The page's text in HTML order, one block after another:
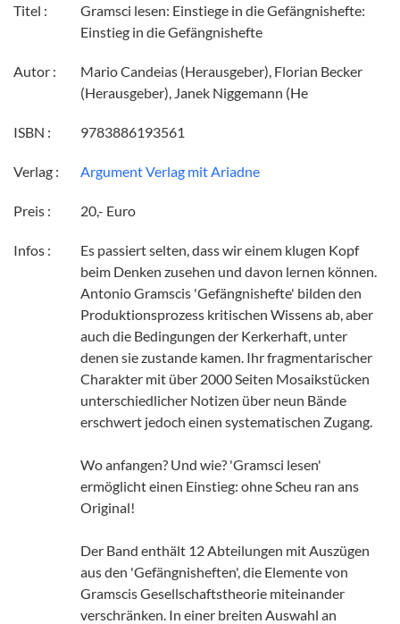
Titel :
Gramsci lesen: Einstiege in die Gefängnishefte:
Einstieg in die Gefängnishefte
Autor :
Mario Candeias (Herausgeber), Florian Becker
(Herausgeber), Janek Niggemann (He
ISBN : 9783886193561
Verlag : Argument Verlag mit Ariadne
Preis : 20,- Euro
Infos :
Es passiert selten, dass wir einem klugen Kopf
beim Denken zusehen und davon lernen können.
Antonio Gramscis 'Gefängnishefte' bilden den
Produktionsprozess kritischen Wissens ab, aber
auch die Bedingungen der Kerkerhaft, unter
denen sie zustande kamen. Ihr fragmentarischer
Charakter mit über 2000 Seiten Mosaikstücken
unterschiedlicher Notizen über neun Bände
erschwert jedoch einen systematischen Zugang.
Wo anfangen? Und wie? 'Gramsci lesen'
ermöglicht einen Einstieg: ohne Scheu ran ans
Original!
Der Band enthält 12 Abteilungen mit Auszügen
aus den 'Gefängnisheften', die Elemente von
Gramscis Gesellschaftstheorie miteinander
verschränken. In einer breiten Auswahl an